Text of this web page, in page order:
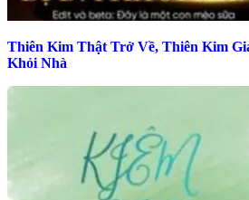
Thiên Kim Thật Trở Về, Thiên Kim
Khỏi Nhà